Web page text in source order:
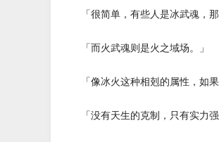
「很简单，有些人是冰武魂，那
「而火武魂则是火之域场。」
「像冰火这种相剋的属性，如果
「没有天生的克制，只有实力强